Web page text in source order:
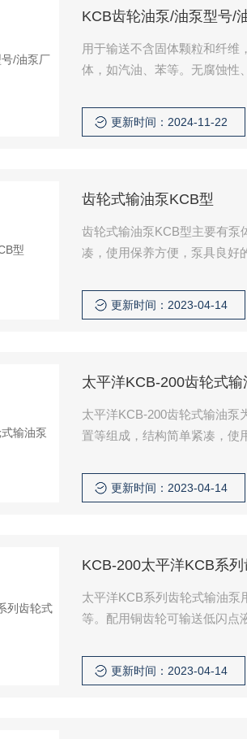
KCB齿轮油泵/油泵型号/
用于输送不含固体颗粒和纤维
体，如汽油、苯等。无腐蚀性
更新时间：2024-11-22
齿轮式输油泵KCB型
齿轮式输油泵KCB型主要有泵
凑，使用保养方便，泵具良好
更新时间：2023-04-14
太平洋KCB-200齿轮式输
太平洋KCB-200齿轮式输油泵
置等组成，结构简单紧凑，使
更新时间：2023-04-14
KCB-200太平洋KCB系
太平洋KCB系列齿轮式输油泵
等。配用铜齿轮可输送低闪点
更新时间：2023-04-14